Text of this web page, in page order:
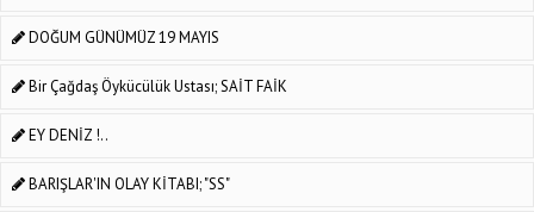
DOĞUM GÜNÜMÜZ 19 MAYIS
Bir Çağdaş Öykücülük Ustası; SAİT FAİK
EY DENİZ !..
BARIŞLAR'IN OLAY KİTABI; "SS"